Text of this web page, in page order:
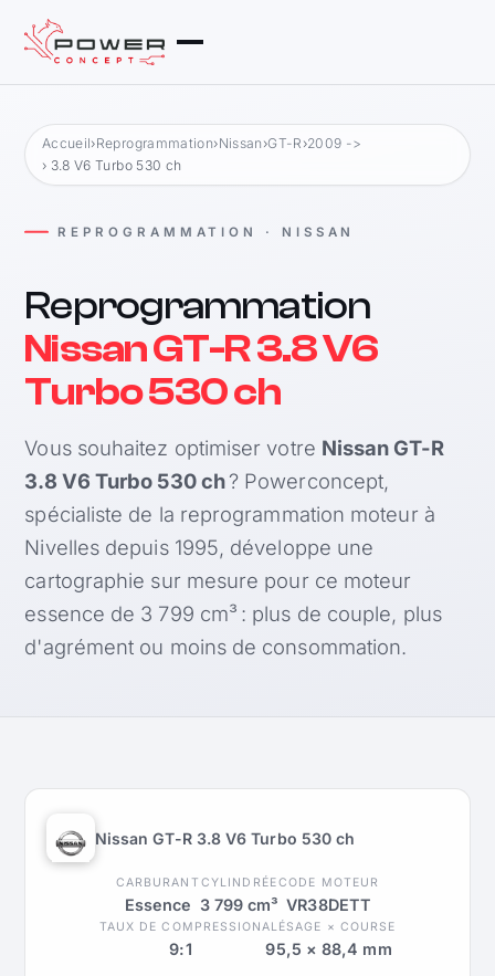
Accueil›Reprogrammation›Nissan ›GT-R ›2009 ->
› 3.8 V6 Turbo 530 ch
REPROGRAMMATION · NISSAN
Reprogrammation
Nissan GT-R 3.8 V6
Turbo 530 ch
Vous souhaitez optimiser votre Nissan GT-R
3.8 V6 Turbo 530 ch? Powerconcept,
spécialiste de la reprogrammation moteur à
Nivelles depuis 1995, développe une
cartographie sur mesure pour ce moteur
essence de 3 799 cm³ : plus de couple, plus
d'agrément ou moins de consommation.
Nissan GT-R 3.8 V6 Turbo 530 ch
CARBURANT
Essence
CYLINDRÉE
3 799 cm³
CODE MOTEUR
VR38DETT
TAUX DE COMPRESSION
9:1
ALÉSAGE × COURSE
95,5 × 88,4 mm